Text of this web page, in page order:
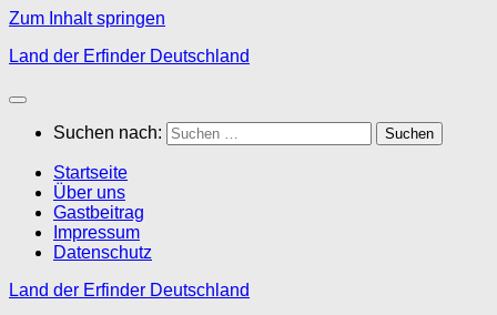
Zum Inhalt springen
Land der Erfinder Deutschland
Suchen nach:
Startseite
Über uns
Gastbeitrag
Impressum
Datenschutz
Land der Erfinder Deutschland